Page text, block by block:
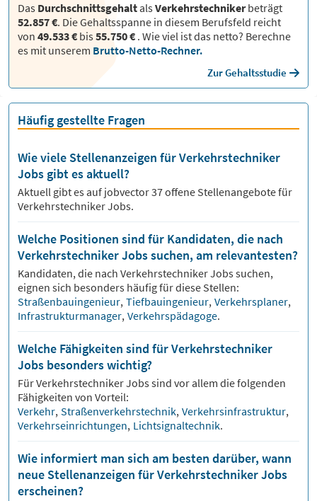
Das DurchschnittsgehaltalsVerkehrstechnikerbeträgt
52.857 €. Die Gehaltsspanne in diesem Berufsfeld reicht
von 49.533 € bis55.750 € . Wie viel ist das netto? Berechne
es mit unserem Brutto-Netto-Rechner.
Zur Gehaltsstudie
Häufig gestellte Fragen
Wie viele Stellenanzeigen für Verkehrstechniker
Jobs gibt es aktuell?
Aktuell gibt es auf jobvector37offene Stellenangebote für
Verkehrstechniker Jobs.
Welche Positionen sind für Kandidaten, die nach
Verkehrstechniker Jobs suchen, am relevantesten?
Kandidaten, die nach VerkehrstechnikerJobs suchen,
eignen sich besonders häufig für diese Stellen:
Straßenbauingenieur, Tiefbauingenieur, Verkehrsplaner,
Infrastrukturmanager, Verkehrspädagoge.
Welche Fähigkeiten sind für Verkehrstechniker
Jobs besonders wichtig?
FürVerkehrstechnikerJobs sind vor allem die folgenden
Fähigkeiten von Vorteil:
Verkehr, Straßenverkehrstechnik, Verkehrsinfrastruktur,
Verkehrseinrichtungen, Lichtsignaltechnik.
Wie informiert man sich am besten darüber, wann
neue Stellenanzeigen für Verkehrstechniker Jobs
erscheinen?